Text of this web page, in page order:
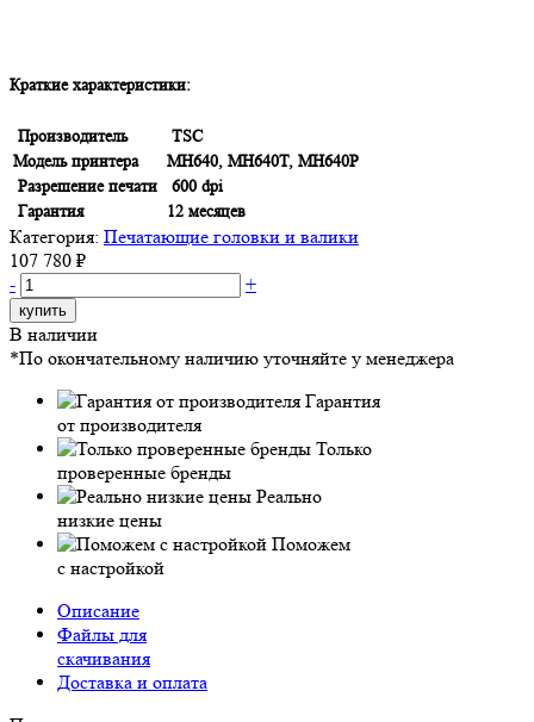
Краткие характеристики:
Производитель
TSC
Модель принтера
MH640, MH640T, MH640P
Разрешение печати
600 dpi
Гарантия
12 месяцев
Категория: Печатающие головки и валики
107 780 ₽
-
+
купить
В наличии
*По окончательному наличию уточняйте у менеджера
Гарантия
от производителя
Только
проверенные бренды
Реально
низкие цены
Поможем
с настройкой
Описание
Файлы для
скачивания
Доставка и оплата